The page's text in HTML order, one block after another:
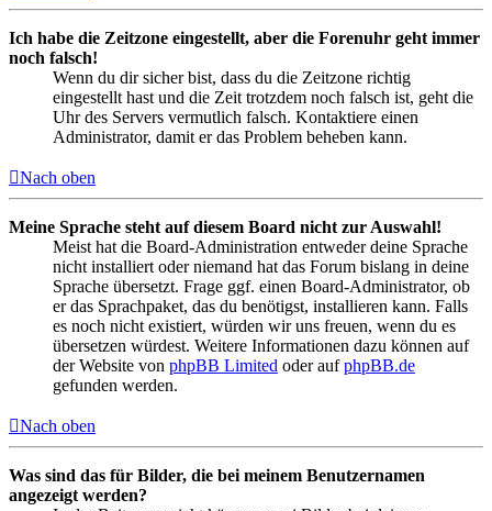
Ich habe die Zeitzone eingestellt, aber die Forenuhr geht immer
noch falsch!
Wenn du dir sicher bist, dass du die Zeitzone richtig
eingestellt hast und die Zeit trotzdem noch falsch ist, geht die
Uhr des Servers vermutlich falsch. Kontaktiere einen
Administrator, damit er das Problem beheben kann.
Nach oben
Meine Sprache steht auf diesem Board nicht zur Auswahl!
Meist hat die Board-Administration entweder deine Sprache
nicht installiert oder niemand hat das Forum bislang in deine
Sprache übersetzt. Frage ggf. einen Board-Administrator, ob
er das Sprachpaket, das du benötigst, installieren kann. Falls
es noch nicht existiert, würden wir uns freuen, wenn du es
übersetzen würdest. Weitere Informationen dazu können auf
der Website von phpBB Limited oder aufphpBB.de
gefunden werden.
Nach oben
Was sind das für Bilder, die bei meinem Benutzernamen
angezeigt werden?